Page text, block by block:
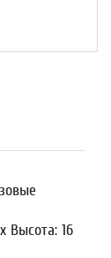
Высота: 16